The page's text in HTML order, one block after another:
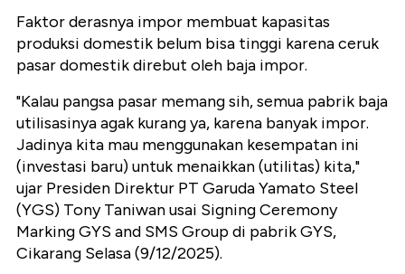
Faktor derasnya impor membuat kapasitas
produksi domestik belum bisa tinggi karena ceruk
pasar domestik direbut oleh baja impor.
"Kalau pangsa pasar memang sih, semua pabrik baja
utilisasinya agak kurang ya, karena banyak impor.
Jadinya kita mau menggunakan kesempatan ini
(investasi baru) untuk menaikkan (utilitas) kita,"
ujar Presiden Direktur PT Garuda Yamato Steel
(YGS) Tony Taniwan usai Signing Ceremony
Marking GYS and SMS Group di pabrik GYS,
Cikarang Selasa (9/12/2025).